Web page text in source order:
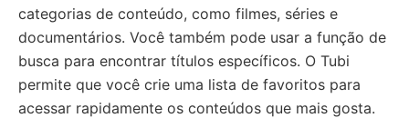
categorias de conteúdo, como filmes, séries e
documentários. Você também pode usar a função de
busca para encontrar títulos específicos. O Tubi
permite que você crie uma lista de favoritos para
acessar rapidamente os conteúdos que mais gosta.